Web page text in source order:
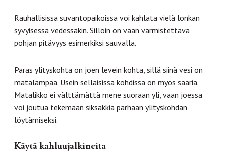
Rauhallisissa suvantopaikoissa voi kahlata vielä lonkan
syvyisessä vedessäkin. Silloin on vaan varmistettava
pohjan pitävyys esimerkiksi sauvalla.
Paras ylityskohta on joen levein kohta, sillä siinä vesi on
matalampaa. Usein sellaisissa kohdissa on myös saaria.
Matalikko ei välttämättä mene suoraan yli, vaan joessa
voi joutua tekemään siksakkia parhaan ylityskohdan
löytämiseksi.
Käytä kahluujalkineita